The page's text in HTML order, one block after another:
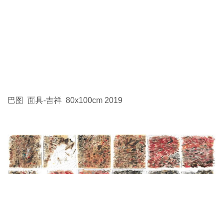
巴图 面具-吉祥 80x100cm 2019